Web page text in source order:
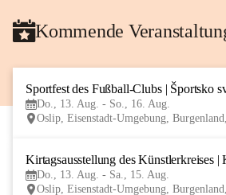
Kommende
Sportfest des Fußball-Clubs | Športsko
Do., 13. Aug. - So., 16. Aug.
Oslip, Eisenstadt-Umgebung,
Kirtagsausstellung des Künstlerkreises
Do., 13. Aug. - Sa., 15. Aug.
Oslip, Eisenstadt-Umgebung,